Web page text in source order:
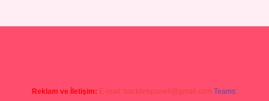
Reklam ve İletişim: E-mail: backlinkpaneli@gmail.com Teams: